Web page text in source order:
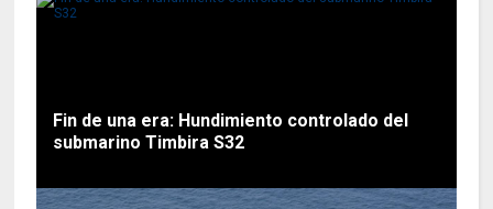
Fin de una era: Hundimiento controlado del
submarino Timbira S32